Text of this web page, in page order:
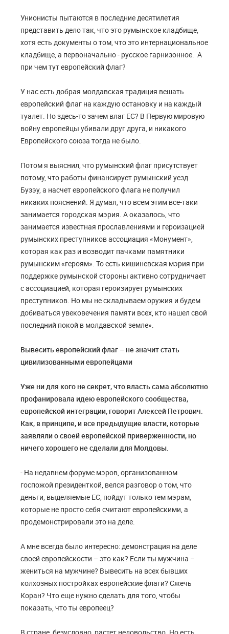
Унионисты пытаются в последние десятилетия
представить дело так, что это румынское кладбище,
хотя есть документы о том, что это интернациональное
кладбище, а первоначально - русское гарнизонное. А
при чем тут европейский флаг?
У нас есть добрая молдавская традиция вешать
европейский флаг на каждую остановку и на каждый
туалет. Но здесь-то зачем влаг ЕС? В Первую мировую
войну европейцы убивали друг друга, и никакого
Европейского союза тогда не было.
Потом я выяснил, что румынский флаг присутствует
потому, что работы финансирует румынский уезд
Бузэу, а насчет европейского флага не получил
никаких пояснений. Я думал, что всем этим все-таки
занимается городская мэрия. А оказалось, что
занимается известная прославлениями и героизацией
румынских преступников ассоциация «Монумент»,
которая как раз и возводит пачками памятники
румынским «героям». То есть кишиневская мэрия при
поддержке румынской стороны активно сотрудничает
с ассоциацией, которая героизирует румынских
преступников. Но мы не складываем оружия и будем
добиваться увековечения памяти всех, кто нашел свой
последний покой в молдавской земле».
Вывесить европейский флаг – не значит стать
цивилизованными европейцами
Уже ни для кого не секрет, что власть сама абсолютно
профанировала идею европейского сообщества,
европейской интеграции, говорит Алексей Петрович.
Как, в принципе, и все предыдущие власти, которые
заявляли о своей европейской приверженности, но
ничего хорошего не сделали для Молдовы.
- На недавнем форуме мэров, организованном
госпожой президенткой, велся разговор о том, что
деньги, выделяемые ЕС, пойдут только тем мэрам,
которые не просто себя считают европейскими, а
продемонстрировали это на деле.
А мне всегда было интересно: демонстрация на деле
своей европейскости – это как? Если ты мужчина –
жениться на мужчине? Вывесить на всех бывших
колхозных постройках европейские флаги? Сжечь
Коран? Что еще нужно сделать для того, чтобы
показать, что ты европеец?